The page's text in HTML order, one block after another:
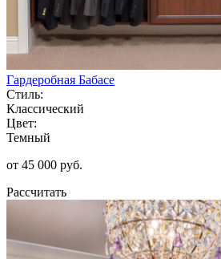
Гардеробная Бабасе
Стиль:
Классический
Цвет:
Темный
от 45 000 руб.
Рассчитать